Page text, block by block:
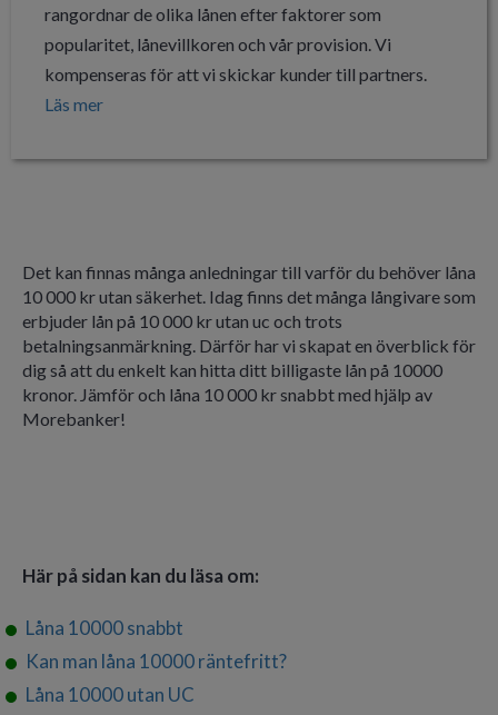
Ålderskrav
Inkomstkrav 12 500 kr/mån
rangordnar de olika lånen efter faktorer som
popularitet, lånevillkoren och vår provision. Vi
kompenseras för att vi skickar kunder till partners.
Läs mer
Det kan finnas många anledningar till varför du behöver låna
10 000 kr utan säkerhet. Idag finns det många långivare som
erbjuder lån på 10 000 kr utan uc och trots
betalningsanmärkning. Därför har vi skapat en överblick för
dig så att du enkelt kan hitta ditt billigaste lån på 10000
kronor. Jämför och låna 10 000 kr snabbt med hjälp av
Morebanker!
Här på sidan kan du läsa om:
Låna 10000 snabbt
Kan man låna 10000 räntefritt?
Låna 10000 utan UC